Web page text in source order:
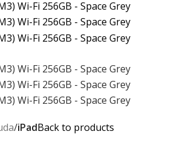
iPadBack to products